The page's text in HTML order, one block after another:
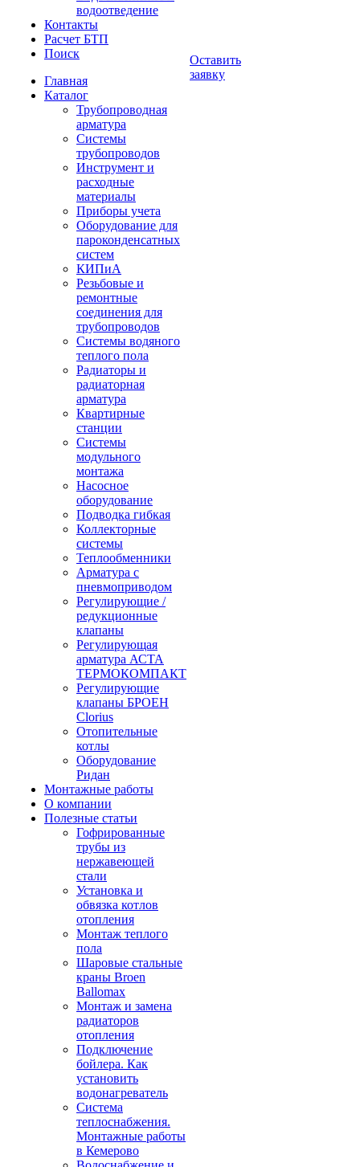
водоотведение
Контакты
Расчет БТП
Поиск
Главная
Каталог
Трубопроводная
арматура
Системы
трубопроводов
Инструмент и
расходные
материалы
Приборы учета
Оборудование для
пароконденсатных
систем
КИПиА
Резьбовые и
ремонтные
соединения для
трубопроводов
Системы водяного
теплого пола
Радиаторы и
радиаторная
арматура
Квартирные
станции
Системы
модульного
монтажа
Насосное
оборудование
Подводка гибкая
Коллекторные
системы
Теплообменники
Арматура с
пневмоприводом
Регулирующие /
редукционные
клапаны
Регулирующая
арматура АСТА
ТЕРМОКОМПАКТ
Регулирующие
клапаны БРОЕН
Clorius
Отопительные
котлы
Оборудование
Ридан
Монтажные работы
О компании
Полезные статьи
Гофрированные
трубы из
нержавеющей
стали
Установка и
обвязка котлов
отопления
Монтаж теплого
пола
Шаровые стальные
краны Broen
Ballomax
Монтаж и замена
радиаторов
отопления
Подключение
бойлера. Как
установить
водонагреватель
Система
теплоснабжения.
Монтажные работы
в Кемерово
Оставить
заявку